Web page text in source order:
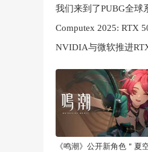
我们来到了PUBG全球
NVIDIA与微软推进
《鸣潮》公开新角色＂夏